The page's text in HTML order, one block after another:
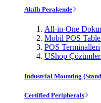
Akıllı Perakende
All-in-One
Mobil POS
POS Terminalleri
UShop
Industrial Mounting
Certified Peripherals